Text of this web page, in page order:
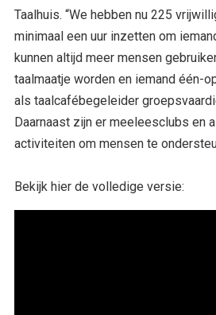
Taalhuis. “We hebben nu 225
minimaal een uur inzetten om
kunnen altijd meer mensen
taalmaatje worden en iemand één-
als taalcafébegeleider
Daarnaast zijn er meeleesclubs en
activiteiten om mensen te
Bekijk hier de volledige versie: